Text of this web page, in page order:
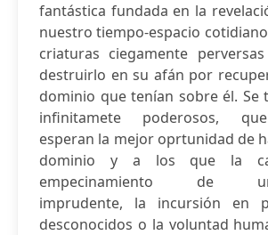
fantástica fundada en la
nuestro tiempo-espacio
criaturas ciegamente
destruirlo en su afán por
dominio que tenían sobre él. Se
infinitamete poderosos,
esperan la mejor oprtunidad de
dominio y a los que la
empecinamiento de
imprudente, la incursión en
desconocidos o la voluntad